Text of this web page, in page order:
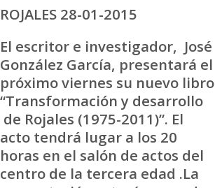
ROJALES 28-01-2015
El escritor e investigador, José
González García, presentará el
próximo viernes su nuevo libro
“Transformación y desarrollo
de Rojales (1975-2011)”. El
acto tendrá lugar a los 20
horas en el salón de actos del
centro de la tercera edad .La